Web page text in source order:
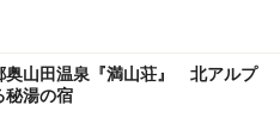
駒ヶ根駅
台に集合
（小学生まで）3200円
み、
奥山田温泉『満山荘』 北アルプ
秘湯の宿